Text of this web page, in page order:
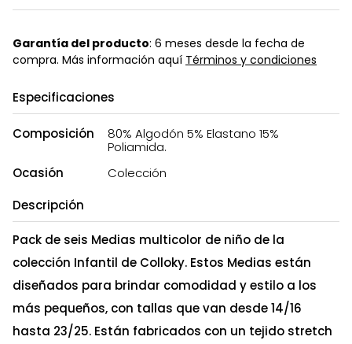
Garantía del producto: 6 meses desde la fecha de
compra. Más información aquí Términos y condiciones
Especificaciones
Composición
80% Algodón 5% Elastano 15%
Poliamida.
Ocasión
Colección
Descripción
Pack de seis Medias multicolor de niño de la
colección Infantil de Colloky. Estos Medias están
diseñados para brindar comodidad y estilo a los
más pequeños, con tallas que van desde 14/16
hasta 23/25. Están fabricados con un tejido stretch